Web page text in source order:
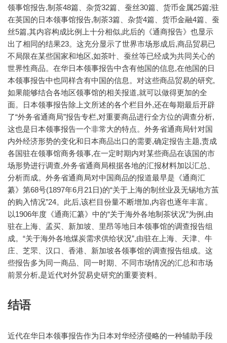
领事馆报告,制茶48篇、杂货32篇、蚕丝30篇、货币金属25篇;驻
在英国的日本领事馆报告,制茶3篇、杂货4篇、货币金融4篇、蚕
丝5篇,其内容构成比例上十分相似,此后的《通商报告》也显示
出了相同的结果23。这充分显示了世界市场形成后,商品贸易已
不局限在某些国家和地区,如茶叶、蚕丝等已经成为共同关心的
世界性商品。在华日本领事报告中含有他国的信息,在他国的日
本领事报告中也同样含有中国的信息。对这些商品贸易的研究,
如果能够结合各地区领事馆的相关报道,就可以做得更加的全
面。日本领事报告除上文所述的各个栏目外,还在每期最后开辟
了“外务省通商局”报告专栏,对重要商品进行全方位的调查分析,
这也是日本领事报告一个非常大的特点。外务省通商局针对国
内外经济形势的变化和日本商品出口的需要,确定报告主题,责成
各国驻在领事馆商务领事,在一定时期内对某些商品在该国的市
场形势进行调查,外务省通商局根据各地的汇报材料加以汇总、
分析而成。外务省通商局对中国商品的报道最早是《通商汇
纂》第68号(1897年6月21日)的“关于上海的制丝业及无锡地方茧
的购入情况”24。此后,该栏目份量不断增加,内容也逐年丰富。
以1906年度《通商汇纂》中的“关于海外各地制茶状况”为例,由
驻在上海、孟买、新加坡、里昂等地日本领事馆的调查报告组
成。“关于海外各地煤炭需求供给状况”,由驻在上海、天津、牛
庄、芝罘、汉口、香港、新加坡各领事馆的调查报告组成。这
些报告多为同一商品、同一时期、不同市场情况的汇总和市场
前景分析,是近代对外贸易史研究的重要资料。
结语
近代在华日本领事报告作为日本对华经济侵略的一种辅助手段